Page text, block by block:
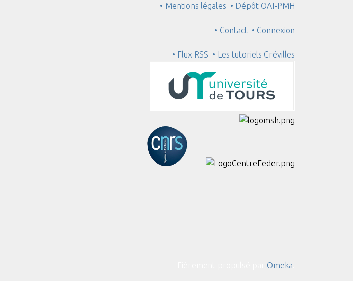
• Mentions légales • Dépôt OAI-PMH
• Contact • Connexion
• Flux RSS • Les tutoriels Crévilles
Omeka